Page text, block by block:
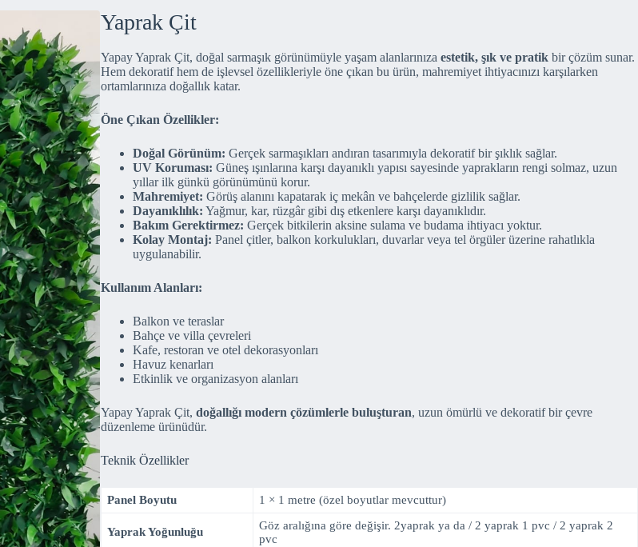
Yaprak Çit
Yapay Yaprak Çit, doğal sarmaşık görünümüyle yaşam alanlarınıza estetik, şık ve pratik bir çözüm sunar.
Hem dekoratif hem de işlevsel özellikleriyle öne çıkan bu ürün, mahremiyet ihtiyacınızı karşılarken
ortamlarınıza doğallık katar.
Öne Çıkan Özellikler:
Doğal Görünüm: Gerçek sarmaşıkları andıran tasarımıyla dekoratif bir şıklık sağlar.
UV Koruması: Güneş ışınlarına karşı dayanıklı yapısı sayesinde yaprakların rengi solmaz, uzun
yıllar ilk günkü görünümünü korur.
Mahremiyet: Görüş alanını kapatarak iç mekân ve bahçelerde gizlilik sağlar.
Dayanıklılık: Yağmur, kar, rüzgâr gibi dış etkenlere karşı dayanıklıdır.
Bakım Gerektirmez: Gerçek bitkilerin aksine sulama ve budama ihtiyacı yoktur.
Kolay Montaj: Panel çitler, balkon korkulukları, duvarlar veya tel örgüler üzerine rahatlıkla
uygulanabilir.
Kullanım Alanları:
Balkon ve teraslar
Bahçe ve villa çevreleri
Kafe, restoran ve otel dekorasyonları
Havuz kenarları
Etkinlik ve organizasyon alanları
Yapay Yaprak Çit, doğallığı modern çözümlerle buluşturan, uzun ömürlü ve dekoratif bir çevre
düzenleme ürünüdür.
Teknik Özellikler
Panel Boyutu 1 × 1 metre (özel boyutlar mevcuttur)
Yaprak Yoğunluğu
Göz aralığına göre değişir. 2yaprak ya da / 2 yaprak 1 pvc / 2 yaprak 2
pvc